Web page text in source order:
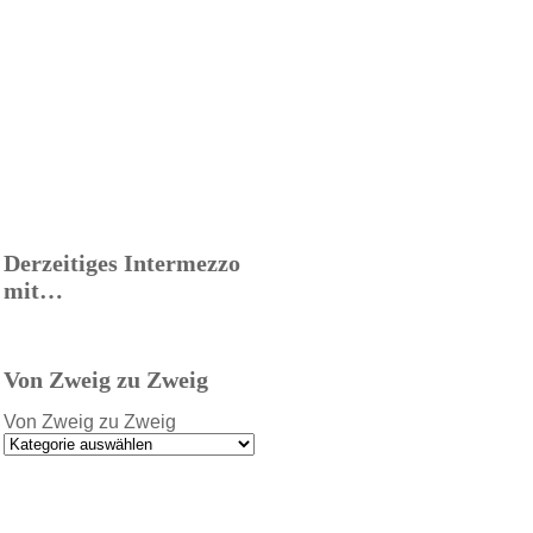
Derzeitiges Intermezzo
mit…
Von Zweig zu Zweig
Von Zweig zu Zweig